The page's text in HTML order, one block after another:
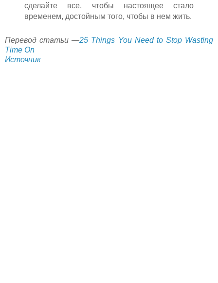
сделайте все, чтобы настоящее стало
временем, достойным того, чтобы в нем жить.
Перевод статьи —25 Things You Need to Stop Wasting
Time On
Источник